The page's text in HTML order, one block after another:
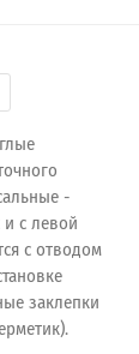
-
и с левой
с отводом
заклепки